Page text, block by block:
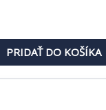
PRIDAŤ DO KOŠÍKA